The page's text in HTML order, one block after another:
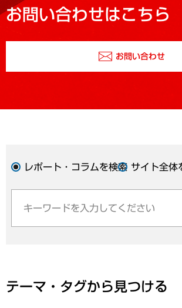
お問い合わせはこちら
お問い合わせ
レポート・コラムを検索 サイト全体
テーマ・タグから見つける